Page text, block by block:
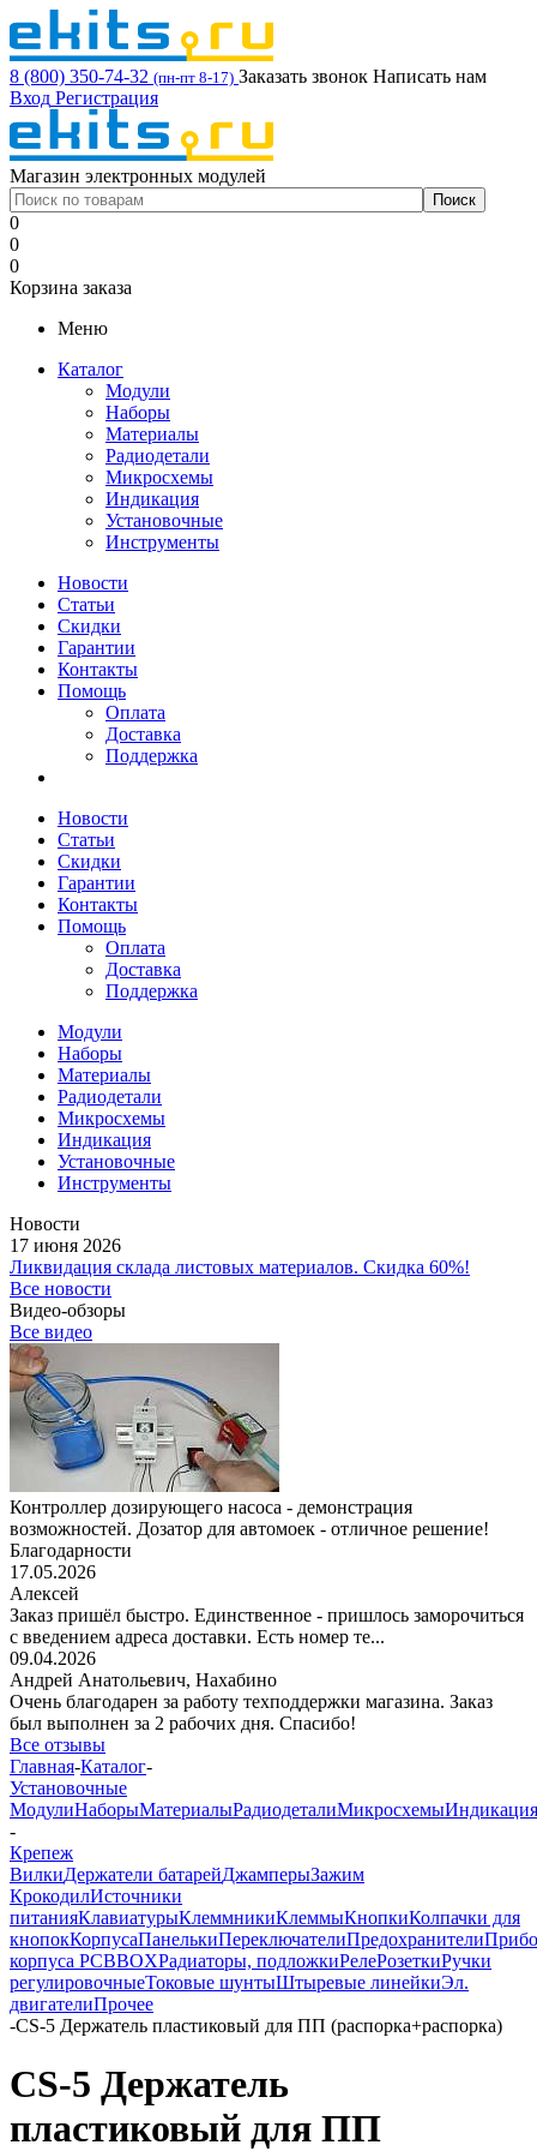
8 (800) 350-74-32 (пн-пт 8-17) Заказать звонок Написать нам
Вход Регистрация
Магазин электронных модулей
0
0
0
Корзина заказа
Меню
Каталог
Модули
Наборы
Материалы
Радиодетали
Микросхемы
Индикация
Установочные
Инструменты
Новости
Статьи
Скидки
Гарантии
Контакты
Помощь
Оплата
Доставка
Поддержка
Новости
Статьи
Скидки
Гарантии
Контакты
Помощь
Оплата
Доставка
Поддержка
Модули
Наборы
Материалы
Радиодетали
Микросхемы
Индикация
Установочные
Инструменты
Новости
17 июня 2026
Ликвидация склада листовых материалов. Скидка 60%!
Все новости
Видео-обзоры
Все видео
Контроллер дозирующего насоса - демонстрация
возможностей. Дозатор для автомоек - отличное решение!
Благодарности
17.05.2026
Алексей
Заказ пришёл быстро. Единственное - пришлось заморочиться
с введением адреса доставки. Есть номер те...
09.04.2026
Андрей Анатольевич, Нахабино
Очень благодарен за работу техподдержки магазина. Заказ
был выполнен за 2 рабочих дня. Спасибо!
Все отзывы
Главная-Каталог-
Установочные
МодулиНаборыМатериалыРадиодеталиМикросхемыИндикация
-
Крепеж
ВилкиДержатели батарейДжамперыЗажим
КрокодилИсточники
питанияКлавиатурыКлеммникиКлеммыКнопкиКолпачки для
кнопокКорпусаПанелькиПереключателиПредохранители
корпуса PCBBOXРадиаторы, подложкиРелеРозеткиРучки
регулировочныеТоковые шунтыШтыревые линейкиЭл.
двигателиПрочее
-CS-5 Держатель пластиковый для ПП (распорка+распорка)
CS-5 Держатель
пластиковый для ПП